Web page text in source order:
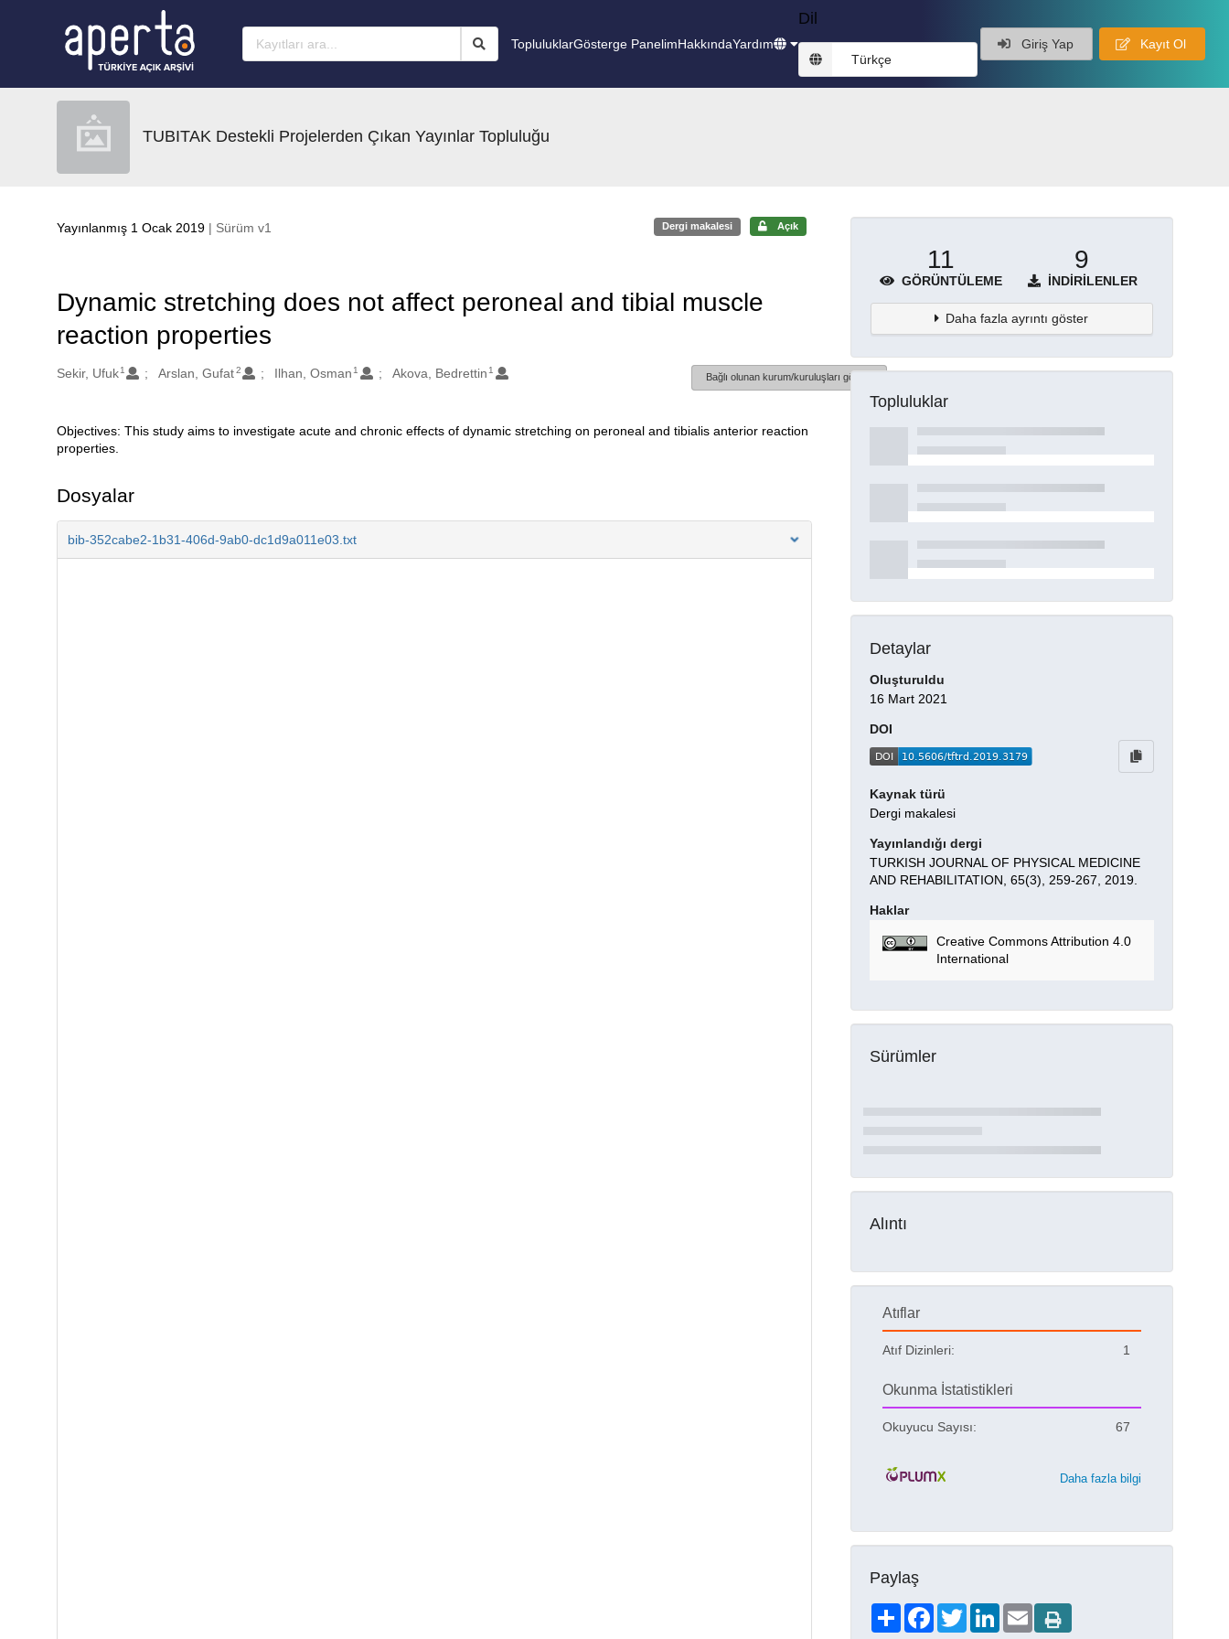
TopluluklarGösterge PanelimHakkındaYardım
Dil
Türkçe
Giriş Yap Kayıt Ol
TUBITAK Destekli Projelerden Çıkan Yayınlar Topluluğu
Yayınlanmış 1 Ocak 2019 | Sürüm v1 Dergi makalesi Açık
Dynamic stretching does not affect peroneal and tibial muscle
reaction properties
Oluşturanlar
Sekir, Ufuk 1 Arslan, Gufat2 Ilhan, Osman 1 Akova, Bedrettin 1
Bağlı olunan kurum/kuruluşları göster
Açıklama
Objectives: This study aims to investigate acute and chronic effects of dynamic stretching on peroneal and tibialis anterior reaction
properties.
Dosyalar
bib-352cabe2-1b31-406d-9ab0-dc1d9a011e03.txt
11
GÖRÜNTÜLEME
9
İNDIRILENLER
Daha fazla ayrıntı göster
Topluluklar
Detaylar
Oluşturuldu
16 Mart 2021
DOI
Kaynak türü
Dergi makalesi
Yayınlandığı dergi
TURKISH JOURNAL OF PHYSICAL MEDICINE
AND REHABILITATION, 65(3), 259-267, 2019.
Haklar
Creative Commons Attribution 4.0
International
Sürümler
Alıntı
Atıflar
Atıf Dizinleri: 1
Okunma İstatistikleri
Okuyucu Sayısı: 67
Daha fazla bilgi
Paylaş
ShareFacebookTwitterLinkedIn
Email